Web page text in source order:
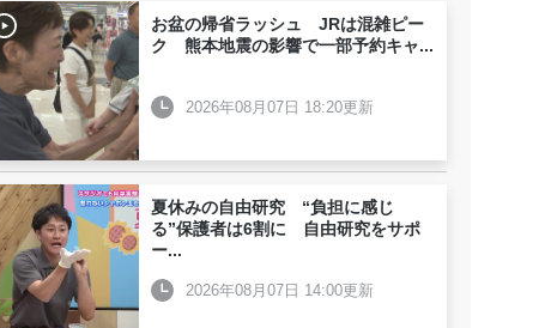
お盆の帰省ラッシュ JRは混雑ピー
ク 熊本地震の影響で一部予約キャ...
2026年08月07日 18:20更新
夏休みの自由研究 “負担に感じ
る”保護者は6割に 自由研究をサポ
ー...
2026年08月07日 14:00更新